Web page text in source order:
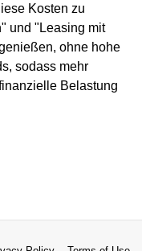
Kosten zu
und "Leasing mit
ohne hohe
sodass mehr
Belastung